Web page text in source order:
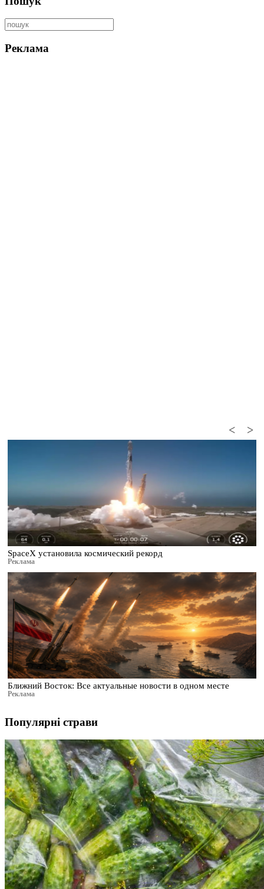
Реклама
>
<
SpaceX установила космический рекорд
Реклама
Ближний Восток: Все актуальные новости в одном месте
Реклама
Популярні страви